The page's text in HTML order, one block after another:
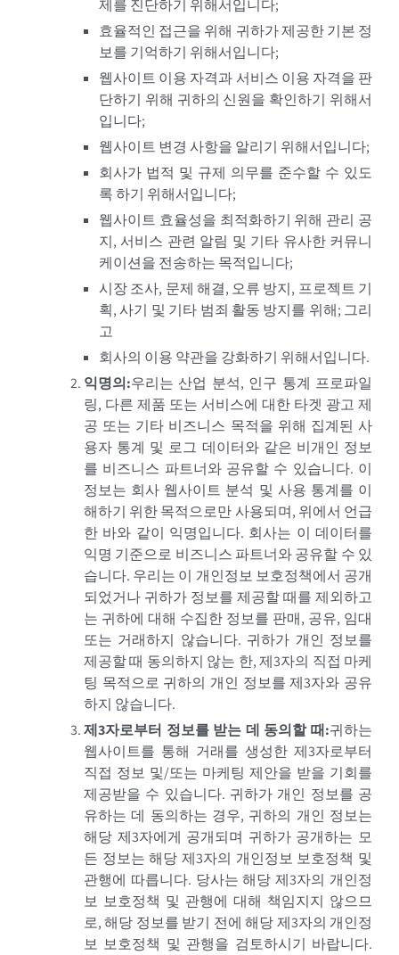
제를 진단하기 위해서입니다;
효율적인 접근을 위해 귀하가 제공한 기본 정
보를 기억하기 위해서입니다;
웹사이트 이용 자격과 서비스 이용 자격을 판
단하기 위해 귀하의 신원을 확인하기 위해서
입니다;
웹사이트 변경 사항을 알리기 위해서입니다;
회사가 법적 및 규제 의무를 준수할 수 있도
록 하기 위해서입니다;
웹사이트 효율성을 최적화하기 위해 관리 공
지, 서비스 관련 알림 및 기타 유사한 커뮤니
케이션을 전송하는 목적입니다;
시장 조사, 문제 해결, 오류 방지, 프로젝트 기
획, 사기 및 기타 범죄 활동 방지를 위해; 그리
고
회사의 이용 약관을 강화하기 위해서입니다.
익명의:우리는 산업 분석, 인구 통계 프로파일
링, 다른 제품 또는 서비스에 대한 타겟 광고 제
공 또는 기타 비즈니스 목적을 위해 집계된 사
용자 통계 및 로그 데이터와 같은 비개인 정보
를 비즈니스 파트너와 공유할 수 있습니다. 이
정보는 회사 웹사이트 분석 및 사용 통계를 이
해하기 위한 목적으로만 사용되며, 위에서 언급
한 바와 같이 익명입니다. 회사는 이 데이터를
익명 기준으로 비즈니스 파트너와 공유할 수 있
습니다. 우리는 이 개인정보 보호정책에서 공개
되었거나 귀하가 정보를 제공할 때를 제외하고
는 귀하에 대해 수집한 정보를 판매, 공유, 임대
또는 거래하지 않습니다. 귀하가 개인 정보를
제공할 때 동의하지 않는 한, 제3자의 직접 마케
팅 목적으로 귀하의 개인 정보를 제3자와 공유
하지 않습니다.
제3자로부터 정보를 받는 데 동의할 때:귀하는
웹사이트를 통해 거래를 생성한 제3자로부터
직접 정보 및/또는 마케팅 제안을 받을 기회를
제공받을 수 있습니다. 귀하가 개인 정보를 공
유하는 데 동의하는 경우, 귀하의 개인 정보는
해당 제3자에게 공개되며 귀하가 공개하는 모
든 정보는 해당 제3자의 개인정보 보호정책 및
관행에 따릅니다. 당사는 해당 제3자의 개인정
보 보호정책 및 관행에 대해 책임지지 않으므
로, 해당 정보를 받기 전에 해당 제3자의 개인정
보 보호정책 및 관행을 검토하시기 바랍니다.